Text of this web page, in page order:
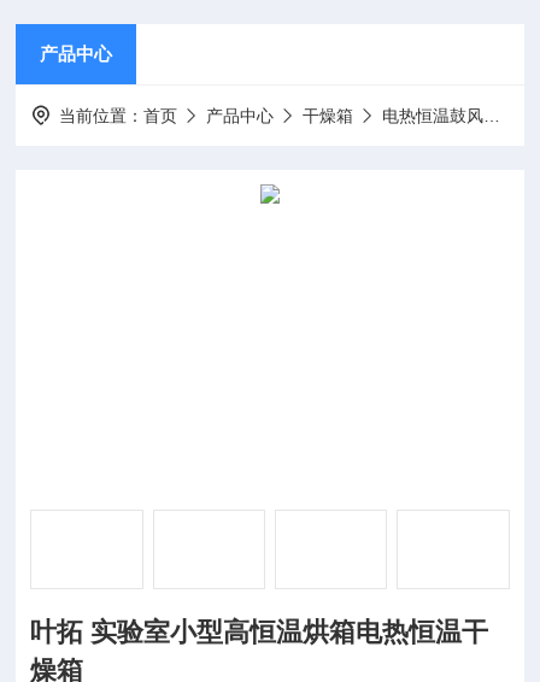
产品中心
当前位置：首页 产品中心 干燥箱 电热恒温鼓风
叶拓 实验室小型高恒温烘箱电热恒温干
燥箱